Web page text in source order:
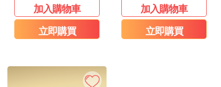
加入購物車
立即購買
加入購物車
立即購買